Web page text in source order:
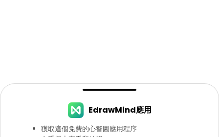
EdrawMind應用
獲取這個免費的心智圖應用程序